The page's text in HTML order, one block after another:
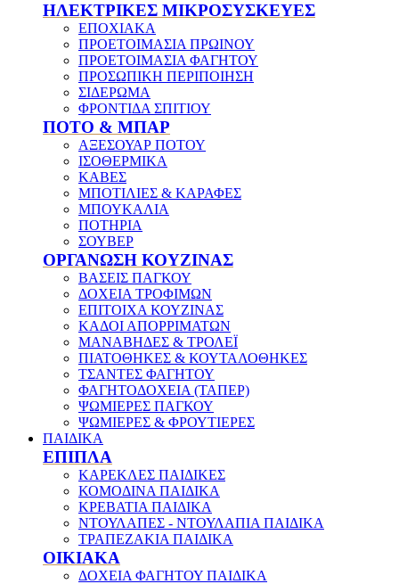
ΗΛΕΚΤΡΙΚΕΣ ΜΙΚΡΟΣΥΣΚΕΥΕΣ
ΕΠΟΧΙΑΚΑ
ΠΡΟΕΤΟΙΜΑΣΙΑ ΠΡΩΙΝΟΥ
ΠΡΟΕΤΟΙΜΑΣΙΑ ΦΑΓΗΤΟΥ
ΠΡΟΣΩΠΙΚΗ ΠΕΡΙΠΟΙΗΣΗ
ΣΙΔΕΡΩΜΑ
ΦΡΟΝΤΙΔΑ ΣΠΙΤΙΟΥ
ΠΟΤΟ & ΜΠΑΡ
ΑΞΕΣΟΥΑΡ ΠΟΤΟΥ
ΙΣΟΘΕΡΜΙΚΑ
ΚΑΒΕΣ
ΜΠΟΤΙΛΙΕΣ & ΚΑΡΑΦΕΣ
ΜΠΟΥΚΑΛΙΑ
ΠΟΤΗΡΙΑ
ΣΟΥΒΕΡ
ΟΡΓΑΝΩΣΗ ΚΟΥΖΙΝΑΣ
ΒΑΣΕΙΣ ΠΑΓΚΟΥ
ΔΟΧΕΙΑ ΤΡΟΦΙΜΩΝ
ΕΠΙΤΟΙΧΑ ΚΟΥΖΙΝΑΣ
ΚΑΔΟΙ ΑΠΟΡΡΙΜΑΤΩΝ
ΜΑΝΑΒΗΔΕΣ & ΤΡΟΛΕΪ
ΠΙΑΤΟΘΗΚΕΣ & ΚΟΥΤΑΛΟΘΗΚΕΣ
ΤΣΑΝΤΕΣ ΦΑΓΗΤΟΥ
ΦΑΓΗΤΟΔΟΧΕΙΑ (ΤΑΠΕΡ)
ΨΩΜΙΕΡΕΣ ΠΑΓΚΟΥ
ΨΩΜΙΕΡΕΣ & ΦΡΟΥΤΙΕΡΕΣ
ΠΑΙΔΙΚΑ
ΕΠΙΠΛΑ
ΚΑΡΕΚΛΕΣ ΠΑΙΔΙΚΕΣ
ΚΟΜΟΔΙΝΑ ΠΑΙΔΙΚΑ
ΚΡΕΒΑΤΙΑ ΠΑΙΔΙΚΑ
ΝΤΟΥΛΑΠΕΣ - ΝΤΟΥΛΑΠΙΑ ΠΑΙΔΙΚΑ
ΤΡΑΠΕΖΑΚΙΑ ΠΑΙΔΙΚΑ
ΟΙΚΙΑΚΑ
ΔΟΧΕΙΑ ΦΑΓΗΤΟΥ ΠΑΙΔΙΚΑ